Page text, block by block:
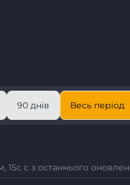
90 днів Весь період
15с с з останнього